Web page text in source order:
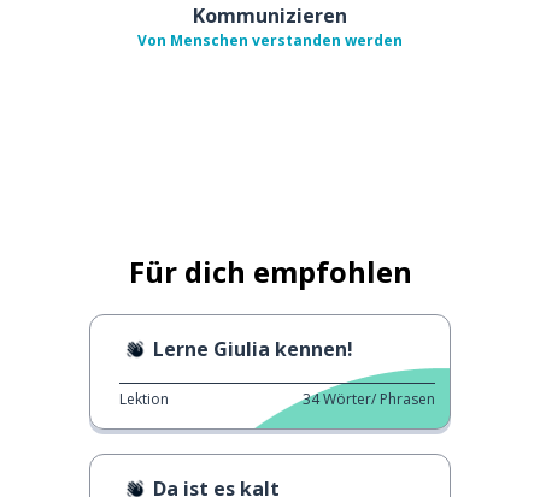
Kommunizieren
Von Menschen verstanden werden
Für dich empfohlen
Lerne Giulia kennen!
Lektion 34Wörter/ Phrasen
Da ist es kalt